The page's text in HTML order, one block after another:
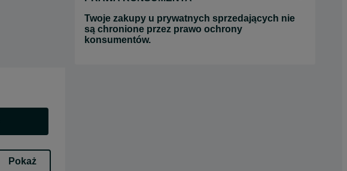
Pokaż
Twoje zakupy u prywatnych sprzedających nie
są chronione przez prawo ochrony
konsumentów.